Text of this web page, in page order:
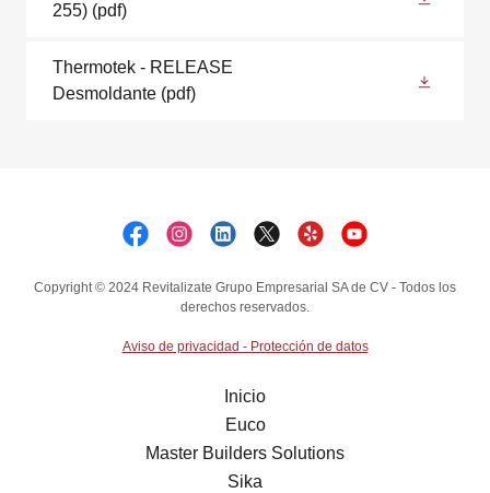
255) (pdf)
Thermotek - RELEASE
Desmoldante (pdf)
Copyright © 2024 Revitalizate Grupo Empresarial SA de CV - Todos los
derechos reservados.
Aviso de privacidad - Protección de datos
Inicio
Euco
Master Builders Solutions
Sika